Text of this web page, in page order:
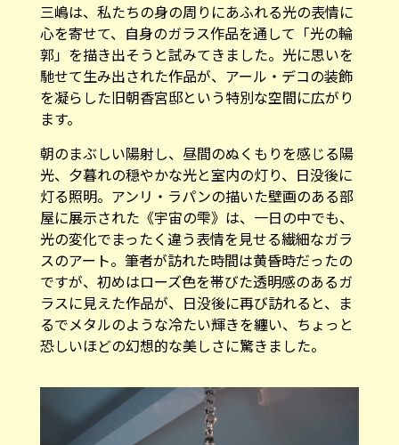
三嶋は、私たちの身の周りにあふれる光の表情に
心を寄せて、自身のガラス作品を通して「光の輪
郭」を描き出そうと試みてきました。光に思いを
馳せて生み出された作品が、アール・デコの装飾
を凝らした旧朝香宮邸という特別な空間に広がり
ます。
朝のまぶしい陽射し、昼間のぬくもりを感じる陽
光、夕暮れの穏やかな光と室内の灯り、日没後に
灯る照明。アンリ・ラパンの描いた壁画のある部
屋に展示された《宇宙の雫》は、一日の中でも、
光の変化でまったく違う表情を見せる繊細なガラ
スのアート。筆者が訪れた時間は黄昏時だったの
ですが、初めはローズ色を帯びた透明感のあるガ
ラスに見えた作品が、日没後に再び訪れると、ま
るでメタルのような冷たい輝きを纏い、ちょっと
恐しいほどの幻想的な美しさに驚きました。